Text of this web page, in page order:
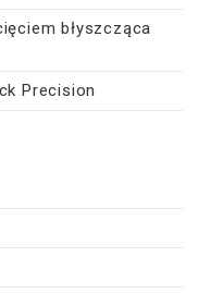
błyszcząca
Precision